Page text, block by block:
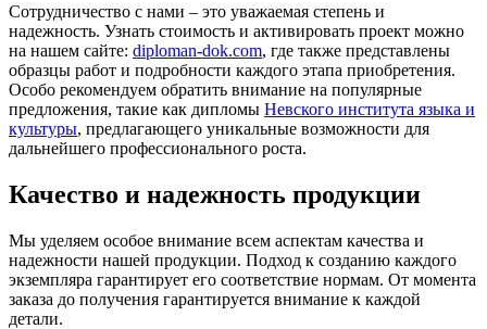
Сотрудничество с нами – это уважаемая степень и
надежность. Узнать стоимость и активировать проект можно
на нашем сайте: diploman-dok.com, где также представлены
образцы работ и подробности каждого этапа приобретения.
Особо рекомендуем обратить внимание на популярные
предложения, такие как дипломы Невского института языка и
культуры, предлагающего уникальные возможности для
дальнейшего профессионального роста.
Качество и надежность продукции
Мы уделяем особое внимание всем аспектам качества и
надежности нашей продукции. Подход к созданию каждого
экземпляра гарантирует его соответствие нормам. От момента
заказа до получения гарантируется внимание к каждой
детали.